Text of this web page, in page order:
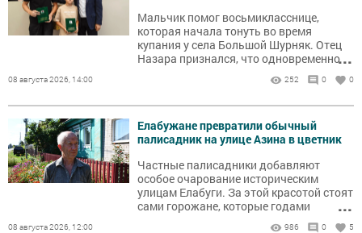
Мальчик помог восьмикласснице,
которая начала тонуть во время
купания у села Большой Шурняк. Отец
Назара признался, что одновременно
испытал страх за сына и гордость за
...
08 августа 2026, 14:00 252 0 0
Елабужане превратили обычный
палисадник на улице Азина в цветник
Частные палисадники добавляют
особое очарование историческим
улицам Елабуги. За этой красотой стоят
сами горожане, которые годами
ухаживают за пространством возле
...
08 августа 2026, 12:00 986 0 5